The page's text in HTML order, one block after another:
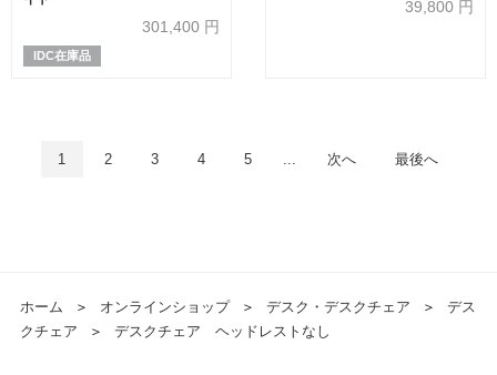
301,400 円
IDC在庫品
39,800 円
1 2 3 4 5 次へ 最後へ
ホーム ＞ オンラインショップ ＞ デスク・デスクチェア ＞
デス
クチェア
＞ デスクチェア ヘッドレストなし